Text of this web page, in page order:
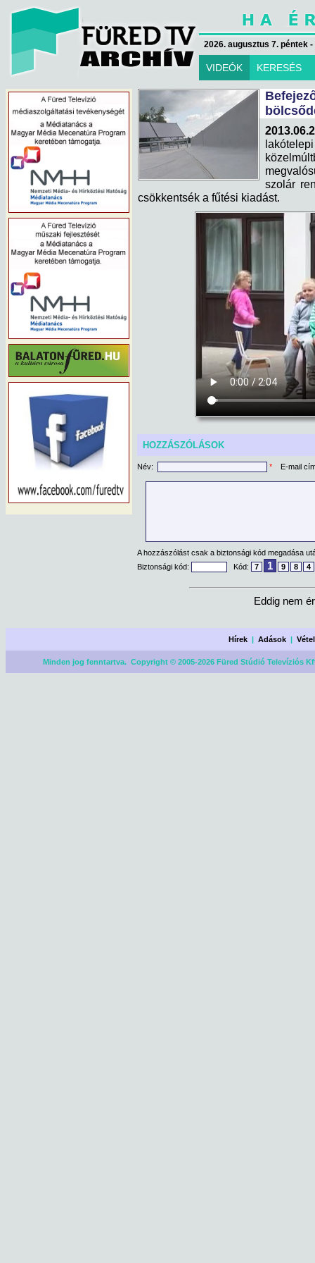
2026. augusztus 7. péntek
VIDEÓK KERESÉS
szolár
csökkentsék a fűtési kiadást.
HOZZÁSZÓLÁSOK
Név: * E-mail
A hozzászólást csak a biztonsági kód megadása
Biztonsági kód:
Kód: 7 1 9 8 4
Eddig nem
Hírek |Adások |
Minden jog fenntartva. Copyright © 2005-2026 Füred Stúdió Televíziós